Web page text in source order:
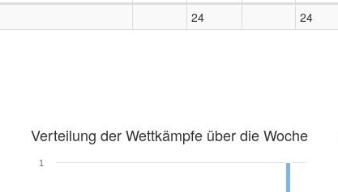
24 24
Verteilung der Wettkämpfe über die Woche
1